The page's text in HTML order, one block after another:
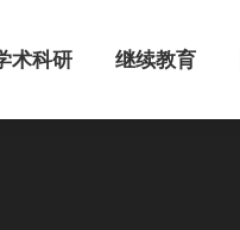
术科研 继续教育